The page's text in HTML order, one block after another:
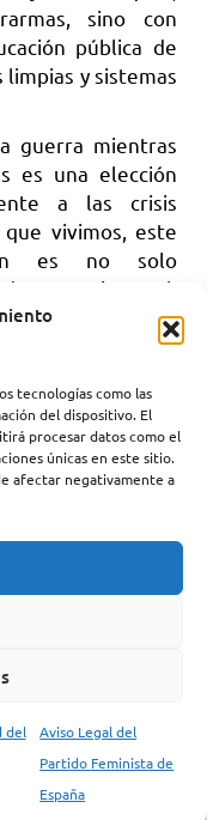
tecnologías como las
del dispositivo. El
procesar datos como el
únicas en este sitio.
afectar negativamente a
del
Aviso Legal del
Partido Feminista de
España
sino con
pública de
y sistemas
guerra mientras
es una elección
a las crisis
que vivimos, este
es no solo
inmoral.
militares
cooperación
en su lugar,
a garantizar
a construir una
no habrá paz
vida.